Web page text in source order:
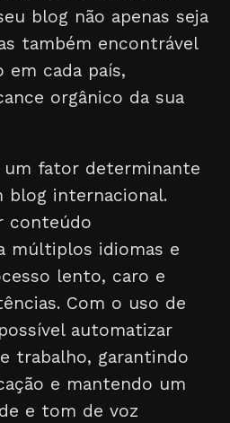
blog não apenas seja
também encontrável
cada país,
orgânico da sua
um fator determinante
blog internacional.
conteúdo
múltiplos idiomas e
lento, caro e
Com o uso de
automatizar
trabalho, garantindo
e mantendo um
e tom de voz